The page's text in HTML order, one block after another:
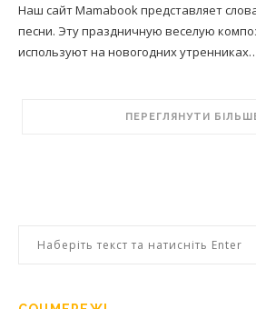
Наш сайт Mamabook представляет
песни. Эту праздничную веселую
используют на новогодних
ПЕРЕГЛЯНУТИ